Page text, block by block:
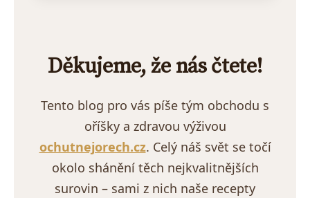
Děkujeme, že nás čtete!
Tento blog pro vás píše tým obchodu s
oříšky a zdravou výživou
ochutnejorech.cz. Celý náš svět se točí
okolo shánění těch nejkvalitnějších
surovin – sami z nich naše recepty